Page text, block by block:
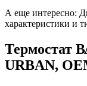
А еще интересно:
характеристики и
Термостат
URBAN,